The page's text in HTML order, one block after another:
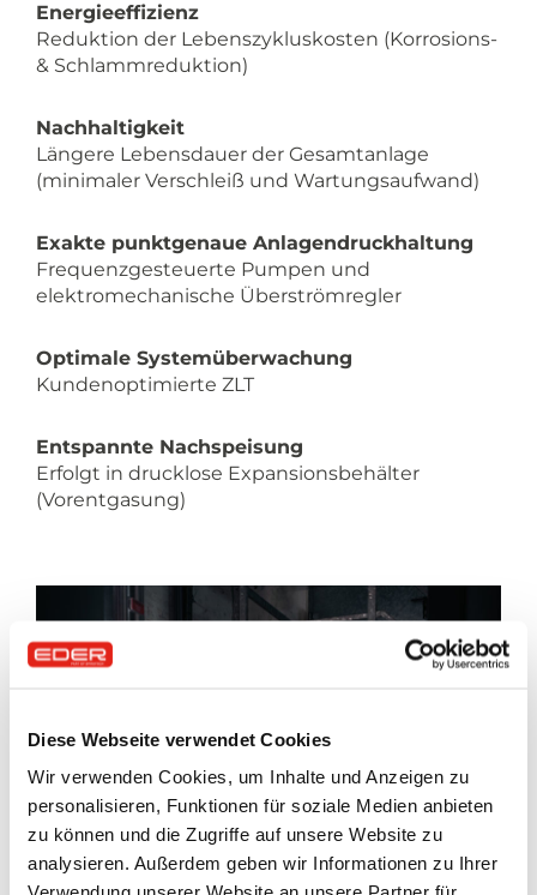
Diese Webseite verwendet Cookies
Wir verwenden Cookies, um Inhalte und Anzeigen zu
personalisieren, Funktionen für soziale Medien anbieten
zu können und die Zugriffe auf unsere Website zu
analysieren. Außerdem geben wir Informationen zu Ihrer
Energieeffizienz
Reduktion der Lebenszykluskosten (Korrosions-
& Schlammreduktion)
Nachhaltigkeit
Längere Lebensdauer der Gesamtanlage
(minimaler Verschleiß und Wartungsaufwand)
Exakte punktgenaue Anlagendruckhaltung
Frequenzgesteuerte Pumpen und
elektromechanische Überströmregler
Optimale Systemüberwachung
Kundenoptimierte ZLT
Entspannte Nachspeisung
Erfolgt in drucklose Expansionsbehälter
(Vorentgasung)